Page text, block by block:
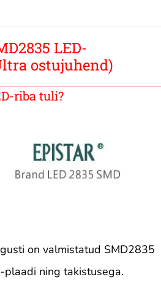
LED-
ostujuhend)
riba tuli?
on valmistatud SMD2835
plaadi ning takistusega.